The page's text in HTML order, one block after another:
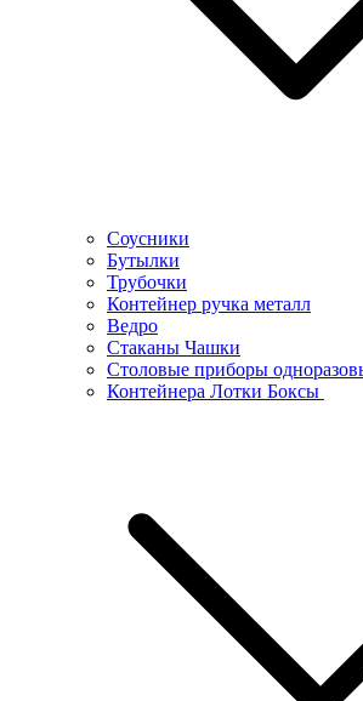
Соусники
Бутылки
Трубочки
Контейнер ручка металл
Ведро
Стаканы Чашки
Столовые приборы
Контейнера Лотки Боксы